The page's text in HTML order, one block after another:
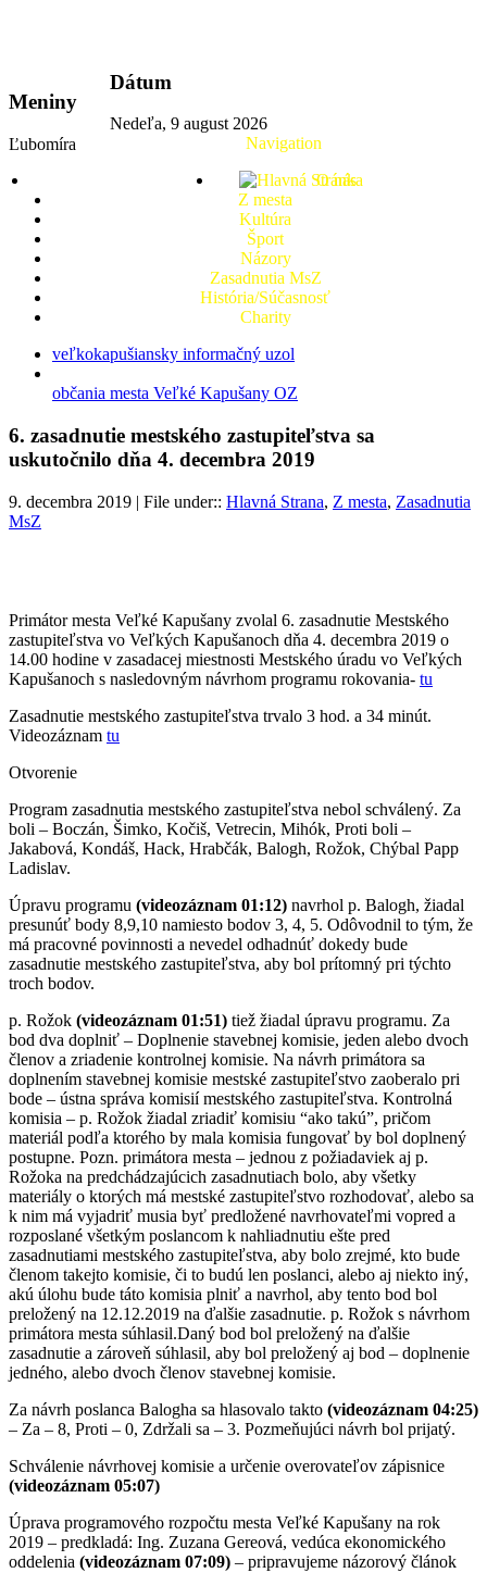
Meniny
Ľubomíra
Dátum
Nedeľa, 9 august 2026
Navigation
O nás
Z mesta
Kultúra
Šport
Názory
Zasadnutia MsZ
História/Súčasnosť
Charity
veľkokapušiansky informačný uzol
občania mesta Veľké Kapušany OZ
6. zasadnutie mestského zastupiteľstva sa
uskutočnilo dňa 4. decembra 2019
9. decembra 2019 | File under:: Hlavná Strana, Z mesta, Zasadnutia
MsZ
Primátor mesta Veľké Kapušany zvolal 6. zasadnutie Mestského
zastupiteľstva vo Veľkých Kapušanoch dňa 4. decembra 2019 o
14.00 hodine v zasadacej miestnosti Mestského úradu vo Veľkých
Kapušanoch s nasledovným návrhom programu rokovania- tu
Zasadnutie mestského zastupiteľstva trvalo 3 hod. a 34 minút.
Videozáznam tu
Otvorenie
Program zasadnutia mestského zastupiteľstva nebol schválený. Za
boli – Boczán, Šimko, Kočiš, Vetrecin, Mihók, Proti boli –
Jakabová, Kondáš, Hack, Hrabčák, Balogh, Rožok, Chýbal Papp
Ladislav.
Úpravu programu (videozáznam 01:12) navrhol p. Balogh, žiadal
presunúť body 8,9,10 namiesto bodov 3, 4, 5. Odôvodnil to tým, že
má pracovné povinnosti a nevedel odhadnúť dokedy bude
zasadnutie mestského zastupiteľstva, aby bol prítomný pri týchto
troch bodov.
p. Rožok (videozáznam 01:51) tiež žiadal úpravu programu. Za
bod dva doplniť – Doplnenie stavebnej komisie, jeden alebo dvoch
členov a zriadenie kontrolnej komisie. Na návrh primátora sa
doplnením stavebnej komisie mestské zastupiteľstvo zaoberalo pri
bode – ústna správa komisií mestského zastupiteľstva. Kontrolná
komisia – p. Rožok žiadal zriadiť komisiu “ako takú”, pričom
materiál podľa ktorého by mala komisia fungovať by bol doplnený
postupne. Pozn. primátora mesta – jednou z požiadaviek aj p.
Rožoka na predchádzajúcich zasadnutiach bolo, aby všetky
materiály o ktorých má mestské zastupiteľstvo rozhodovať, alebo sa
k nim má vyjadriť musia byť predložené navrhovateľmi vopred a
rozposlané všetkým poslancom k nahliadnutiu ešte pred
zasadnutiami mestského zastupiteľstva, aby bolo zrejmé, kto bude
členom takejto komisie, či to budú len poslanci, alebo aj niekto iný,
akú úlohu bude táto komisia plniť a navrhol, aby tento bod bol
preložený na 12.12.2019 na ďalšie zasadnutie. p. Rožok s návrhom
primátora mesta súhlasil.Daný bod bol preložený na ďalšie
zasadnutie a zároveň súhlasil, aby bol preložený aj bod – doplnenie
jedného, alebo dvoch členov stavebnej komisie.
Za návrh poslanca Balogha sa hlasovalo takto (videozáznam 04:25)
– Za – 8, Proti – 0, Zdržali sa – 3. Pozmeňujúci návrh bol prijatý.
Schválenie návrhovej komisie a určenie overovateľov zápisnice
(videozáznam 05:07)
Úprava programového rozpočtu mesta Veľké Kapušany na rok
2019 – predkladá: Ing. Zuzana Gereová, vedúca ekonomického
oddelenia (videozáznam 07:09) – pripravujeme názorový článok